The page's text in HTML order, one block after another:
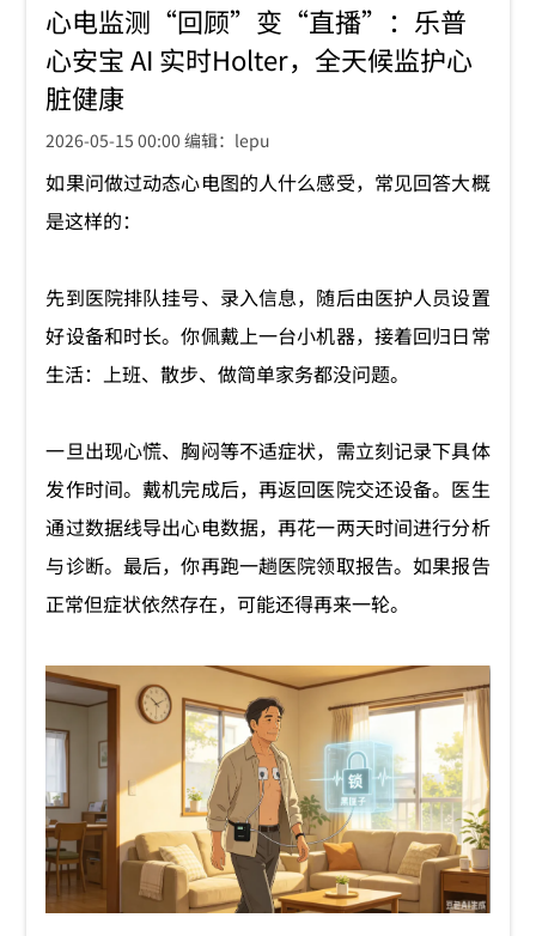
心电监测“回顾”变“直播”：乐普
心安宝 AI 实时Holter，全天候监护心
脏健康
2026-05-15 00:00 编辑：lepu
如果问做过动态心电图的人什么感受，常见回答大概
是这样的：
先到医院排队挂号、录入信息，随后由医护人员设置
好设备和时长。你佩戴上一台小机器，接着回归日常
生活：上班、散步、做简单家务都没问题。
一旦出现心慌、胸闷等不适症状，需立刻记录下具体
发作时间。戴机完成后，再返回医院交还设备。医生
通过数据线导出心电数据，再花一两天时间进行分析
与诊断。最后，你再跑一趟医院领取报告。如果报告
正常但症状依然存在，可能还得再来一轮。